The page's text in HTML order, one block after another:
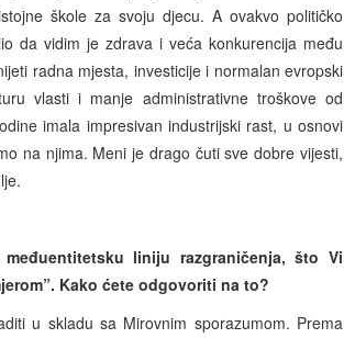
škole za svoju djecu. A ovakvo političko
da vidim je zdrava i veća konkurencija među
radna mjesta, investicije i normalan evropski
vlasti i manje administrativne troškove od
imala impresivan industrijski rast, u osnovi
na njima. Meni je drago čuti sve dobre vijesti,
liniju razgraničenja, što Vi
Kako ćete odgovoriti na to?
u skladu sa Mirovnim sporazumom. Prema